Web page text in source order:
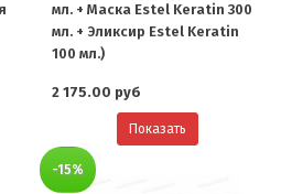
мл. + Маска Estel Keratin 300
мл. + Эликсир Estel Keratin
100 мл.)
2 175.00 руб
Показать
-15%